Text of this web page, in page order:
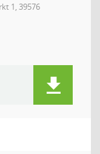
1, 39576